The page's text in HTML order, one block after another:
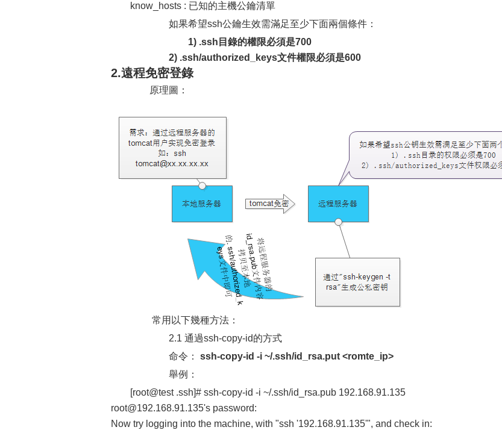
know_hosts : 已知的主機公鑰清單
如果希望ssh公鑰生效需滿足至少下面兩個條件：
1) .ssh目錄的權限必須是700
2) .ssh/authorized_keys文件權限必須是600
2.遠程免密登錄
原理圖：
常用以下幾種方法：
2.1 通過ssh-copy-id的方式
命令： ssh-copy-id -i ~/.ssh/id_rsa.put <romte_ip>
舉例：
[root@test .ssh]# ssh-copy-id -i ~/.ssh/id_rsa.pub 192.168.91.135
root@192.168.91.135's password:
Now try logging into the machine, with "ssh '192.168.91.135'", and check in: